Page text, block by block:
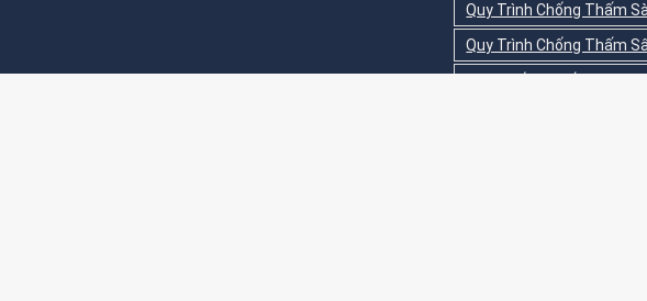
Quy Trình Chống Thấm
Quy Trình Chống Thấm